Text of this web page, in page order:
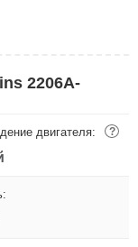
2206A-
двигателя: ?